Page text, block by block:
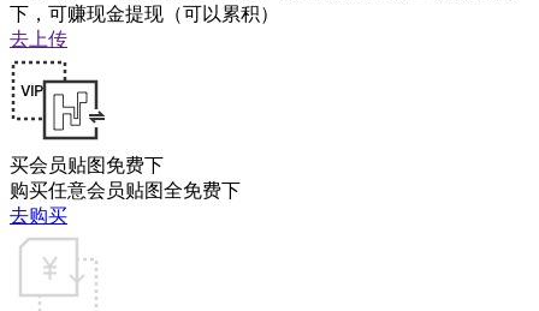
下，可赚现金提现（可以累积）
去上传
买会员贴图免费下
购买任意会员贴图全免费下
去购买